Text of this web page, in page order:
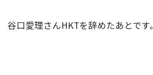
谷口愛理さんHKTを辞めたあとです。